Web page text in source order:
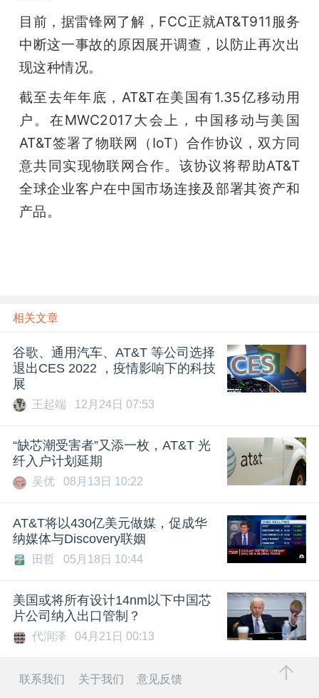
目前，据雷锋网了解，FCC正就AT&T911服务
中断这一事故的原因展开调查，以防止再次出
现这种情况。
截至去年年底，AT&T在美国有1.35亿移动用
户。在MWC2017大会上，中国移动与美国
AT&T签署了物联网（IoT）合作协议，双方同
意共同实现物联网合作。该协议将帮助AT&T
全球企业客户在中国市场连接及部署其资产和
产品。
相关文章
谷歌、通用汽车、AT&T 等公司选择
退出CES 2022 ，疫情影响下的科技
展
王起端 12月24日 07:53
“缺芯潮受害者”又添一枚，AT&T 光
纤入户计划延期
吴优 08月13日 10:22
AT&T将以430亿美元做媒，促成华
纳媒体与Discovery联姻
田哲 05月18日 10:44
美国或将所有设计14nm以下中国芯
片公司纳入出口管制？
代润泽 04月21日 00:13
联系我们 关于我们
意见反馈